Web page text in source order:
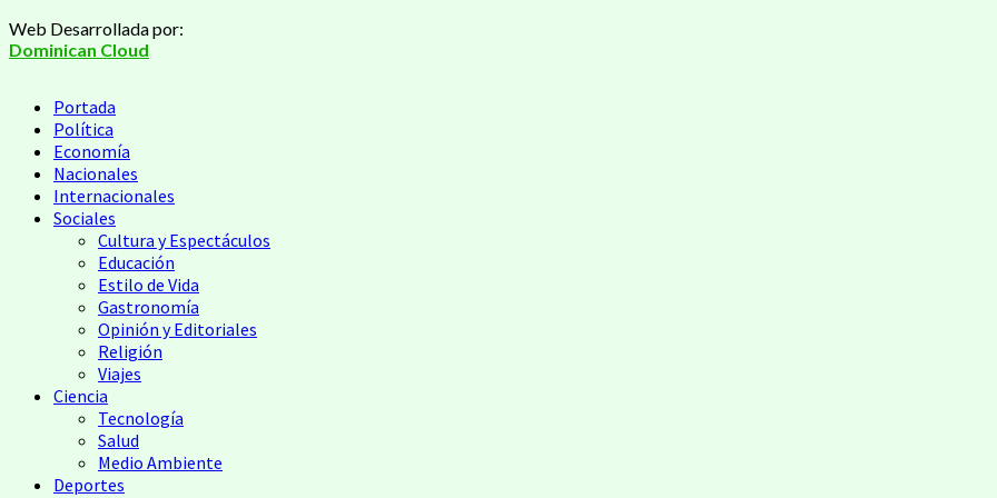
Web Desarrollada por:
Dominican Cloud
Portada
Política
Economía
Nacionales
Internacionales
Sociales
Cultura y Espectáculos
Educación
Estilo de Vida
Gastronomía
Opinión y Editoriales
Religión
Viajes
Ciencia
Tecnología
Salud
Medio Ambiente
Deportes